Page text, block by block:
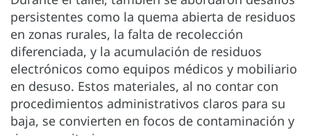
persistentes como la quema abierta de residuos
en zonas rurales, la falta de recolección
diferenciada, y la acumulación de residuos
electrónicos como equipos médicos y mobiliario
en desuso. Estos materiales, al no contar con
procedimientos administrativos claros para su
baja, se convierten en focos de contaminación y